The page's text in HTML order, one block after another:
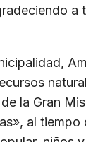
a
la Gran
al tiempo